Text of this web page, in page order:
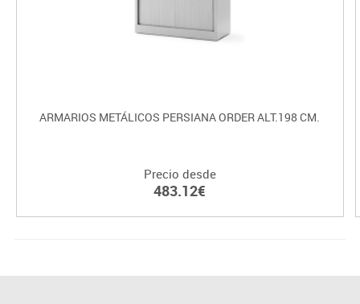
ARMARIOS METÁLICOS PERSIANA ORDER ALT.198 CM.
Precio desde
483.12€